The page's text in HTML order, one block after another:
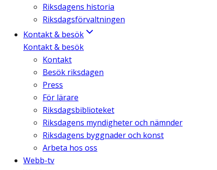
Riksdagens historia
Riksdagsförvaltningen
Kontakt & besök
Kontakt & besök
Kontakt
Besök riksdagen
Press
För lärare
Riksdagsbiblioteket
Riksdagens myndigheter och nämnder
Riksdagens byggnader och konst
Arbeta hos oss
Webb-tv